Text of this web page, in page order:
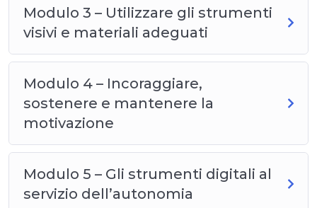
Lasciare il tempo necessario per
riflettere e correggere senza pressione
Esempio pratico: Nathan e la check-list
plastificata per le cose della scuola
Modulo 3 – Utilizzare gli strumenti
visivi e materiali adeguati
Modulo 4 – Incoraggiare,
sostenere e mantenere la
motivazione
Modulo 5 – Gli strumenti digitali al
servizio dell’autonomia